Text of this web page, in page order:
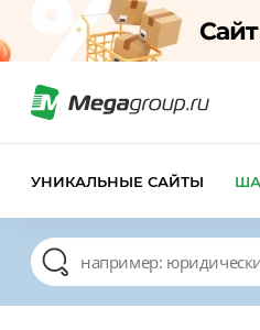
УНИКАЛЬНЫЕ САЙТЫ